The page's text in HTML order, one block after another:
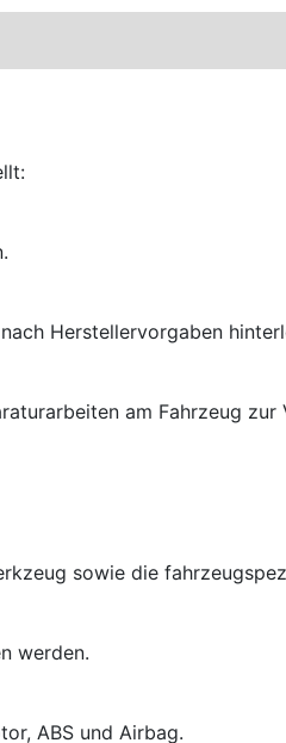
Herstellervorgaben
am Fahrzeug zur
sowie die
werden.
ABS und Airbag.